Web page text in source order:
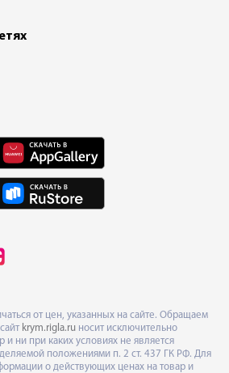
от цен, указанных на сайте. Обращаем
krym.rigla.ru носит исключительно
ни при каких условиях не является
положениями п. 2 ст. 437 ГК РФ. Для
о действующих ценах на товар и